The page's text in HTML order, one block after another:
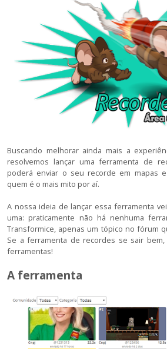
Buscando melhorar ainda mais a
resolvemos lançar uma ferramenta de
poderá enviar o seu recorde em mapas
quem é o mais mito por aí.
A nossa ideia de lançar essa ferramenta
uma: praticamente não há nenhuma
Transformice, apenas um tópico no fórum
Se a ferramenta de recordes se sair bem,
ferramentas!
A ferramenta